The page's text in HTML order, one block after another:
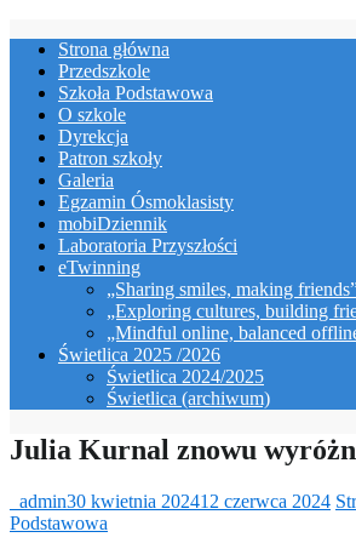
content
Strona główna
Przedszkole
Szkoła Podstawowa
O szkole
Dyrekcja
Patron szkoły
Galeria
Egzamin Ósmoklasisty
mobiDziennik
Laboratoria Przyszłości
eTwinning
„Sharing smiles, making
„Exploring cultures, building
„Mindful online, balanced
Świetlica 2025 /2026
Świetlica 2024/2025
Świetlica (archiwum)
Julia Kurnal znowu
_admin30 kwietnia 202412 czerwca 2024
Podstawowa